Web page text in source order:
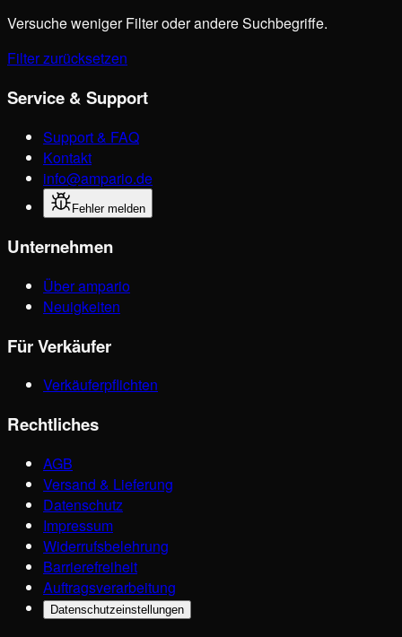
Versuche weniger Filter oder andere Suchbegriffe.
Filter zurücksetzen
Service & Support
Support & FAQ
Kontakt
info@ampario.de
Fehler melden
Unternehmen
Über ampario
Neuigkeiten
Für Verkäufer
Verkäuferpflichten
Rechtliches
AGB
Versand & Lieferung
Datenschutz
Impressum
Widerrufsbelehrung
Barrierefreiheit
Auftragsverarbeitung
Datenschutzeinstellungen